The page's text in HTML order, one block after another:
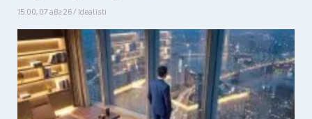
15:00, 07 авг 26 / Idealisti